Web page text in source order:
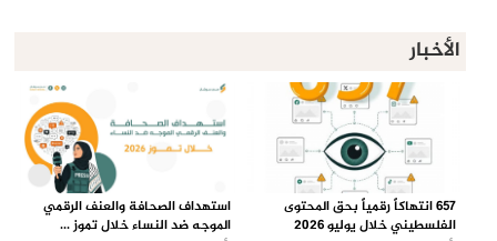
الأخبار
657 انتهاكاً رقمياً بحق المحتوى
الفلسطيني خلال يوليو 2026
استهداف الصحافة والعنف الرقمي
الموجه ضد النساء خلال تموز ...